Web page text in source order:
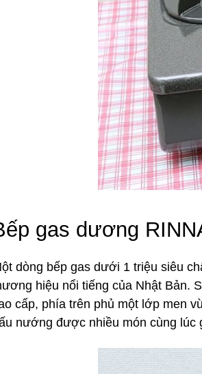
gas dương
dòng bếp gas dưới 1 triệu siêu
hiệu nổi tiếng của Nhật Bản.
cấp, phía trên phủ một lớp men
nướng được nhiều món cùng